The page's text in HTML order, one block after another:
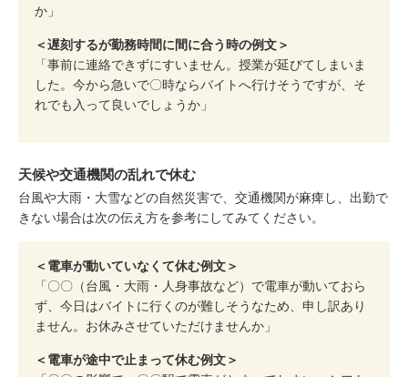
か」
＜遅刻するが勤務時間に間に合う時の例文＞
「事前に連絡できずにすいません。授業が延びてしまいま
した。今から急いで〇時ならバイトへ行けそうですが、そ
れでも入って良いでしょうか」
天候や交通機関の乱れで休む
台風や大雨・大雪などの自然災害で、交通機関が麻痺し、出勤で
きない場合は次の伝え方を参考にしてみてください。
＜電車が動いていなくて休む例文＞
「〇〇（台風・大雨・人身事故など）で電車が動いておら
ず、今日はバイトに行くのが難しそうなため、申し訳あり
ません。お休みさせていただけませんか」
＜電車が途中で止まって休む例文＞